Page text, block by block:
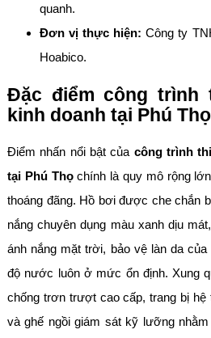
quanh.
Đơn vị thực hiện: Công ty
Hoabico.
Đặc điểm công trình
kinh doanh tại Phú Thọ
Điểm nhấn nổi bật của công trình
tại Phú Thọchính là quy mô rộng
thoáng đãng. Hồ bơi được che chắn
nắng chuyên dụng màu xanh dịu
ánh nắng mặt trời, bảo vệ làn da
độ nước luôn ở mức ổn định. Xung
chống trơn trượt cao cấp, trang bị
và ghế ngồi giám sát kỹ lưỡng